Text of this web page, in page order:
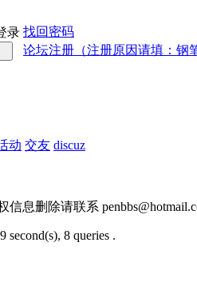
录 找回密码
论坛注册（注册原因请填：钢
动 交友 discuz
信息删除请联系
second(s), 8 queries .